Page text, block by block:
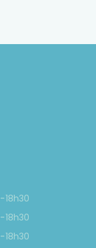
-18h30
-18h30
-18h30